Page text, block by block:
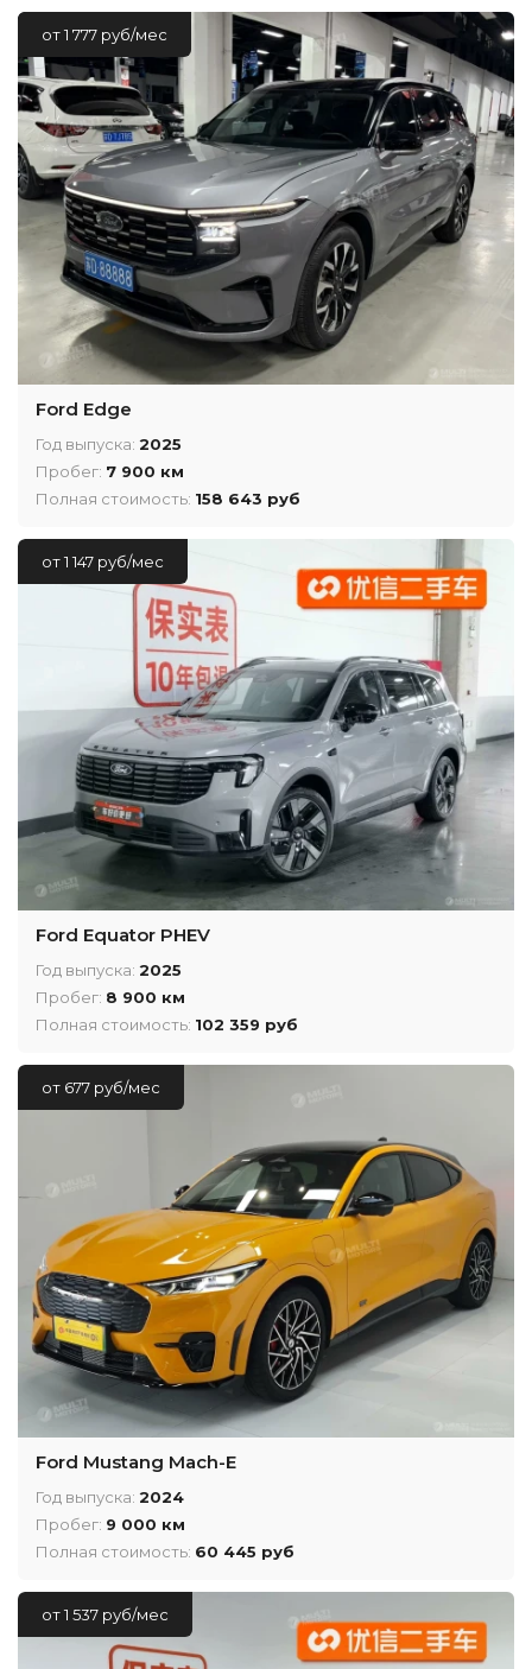
от 1 777 руб/мес
Ford Edge
Год выпуска: 2025
Пробег: 7 900 км
Полная стоимость: 158 643 руб
от 1 147 руб/мес
Ford Equator PHEV
Год выпуска: 2025
Пробег: 8 900 км
Полная стоимость: 102 359 руб
от 677 руб/мес
Ford Mustang Mach-E
Год выпуска: 2024
Пробег: 9 000 км
Полная стоимость: 60 445 руб
от 1 537 руб/мес